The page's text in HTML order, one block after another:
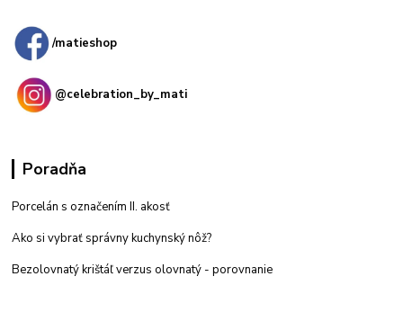
/matieshop
@celebration_by_mati
Poradňa
Porcelán s označením II. akosť
Ako si vybrať správny kuchynský nôž?
Bezolovnatý krištáľ verzus olovnatý - porovnanie